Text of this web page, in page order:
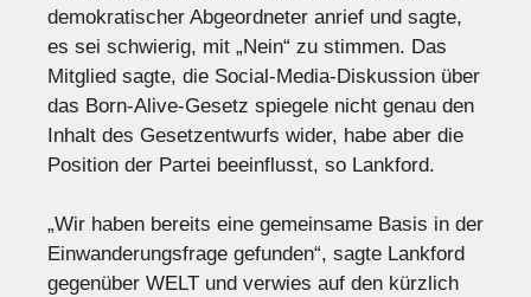
demokratischer Abgeordneter anrief und sagte,
es sei schwierig, mit „Nein“ zu stimmen. Das
Mitglied sagte, die Social-Media-Diskussion über
das Born-Alive-Gesetz spiegele nicht genau den
Inhalt des Gesetzentwurfs wider, habe aber die
Position der Partei beeinflusst, so Lankford.
„Wir haben bereits eine gemeinsame Basis in der
Einwanderungsfrage gefunden“, sagte Lankford
gegenüber WELT und verwies auf den kürzlich